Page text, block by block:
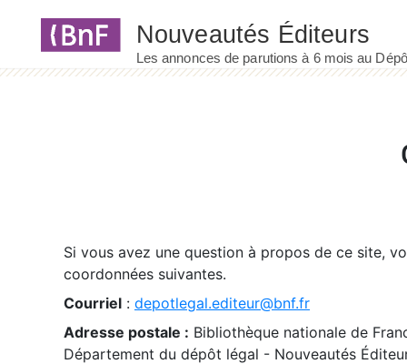
Si vous avez une question à propos de ce site,
coordonnées suivantes.
Courriel : depotlegal.editeur@bnf.fr
Adresse postale : Bibliothèque nationale de
Département du dépôt légal - Nouveautés